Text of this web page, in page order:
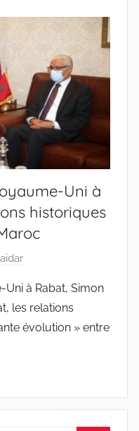
Uni à
historiques
Uni à Rabat, Simon
les relations
évolution » entre